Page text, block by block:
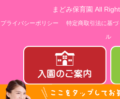
まどみ保育園 All
プライバシーポリシー 特定商取引法に基づ
ル